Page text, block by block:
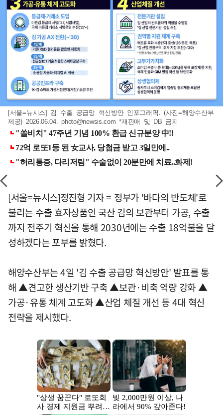
[서울=뉴시스] 김 수출 공급망 혁신방안 인포그래픽. (사진=해양수산부
제공) 2026.06.04.photo@newsis.com *재판매 및 DB 금지
[서울=뉴시스]정진형 기자 = 정부가 '바다의 반도체'로
불리는 수출 효자상품인 국산 김의 보관부터 가공, 수출
까지 전주기 혁신을 통해 2030년에는 수출 18억불을 달
성하겠다는 포부를 밝혔다.
해양수산부는 4일 '김 수출 공급망 혁신방안' 발표를 통
해 ▲견고한 생산기반 구축 ▲보관·비축 역량 강화 ▲
가공·유통 체계 고도화 ▲산업 체질 개선 등 4대 혁신
전략을 제시했다.